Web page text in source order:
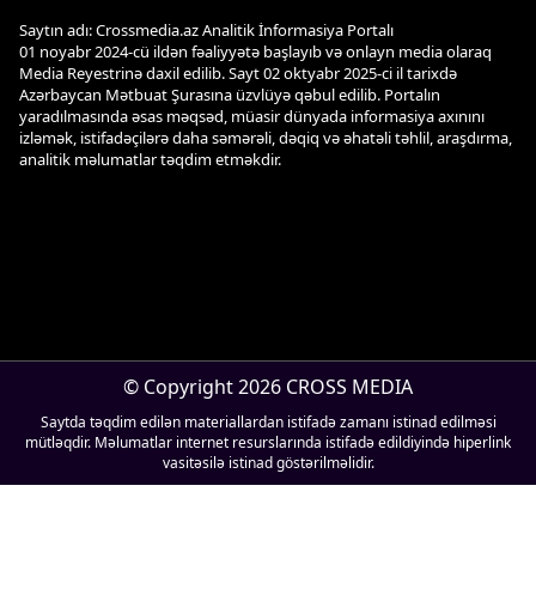
Saytın adı: Crossmedia.az Analitik İnformasiya Portalı
01 noyabr 2024-cü ildən fəaliyyətə başlayıb və onlayn media olaraq
Media Reyestrinə daxil edilib. Sayt 02 oktyabr 2025-ci il tarixdə
Azərbaycan Mətbuat Şurasına üzvlüyə qəbul edilib. Portalın
yaradılmasında əsas məqsəd, müasir dünyada informasiya axınını
izləmək, istifadəçilərə daha səmərəli, dəqiq və əhatəli təhlil, araşdırma,
analitik məlumatlar təqdim etməkdir.
© Copyright 2026 CROSS MEDIA
Saytda təqdim edilən materiallardan istifadə zamanı istinad edilməsi
mütləqdir. Məlumatlar internet resurslarında istifadə edildiyində hiperlink
vasitəsilə istinad göstərilməlidir.